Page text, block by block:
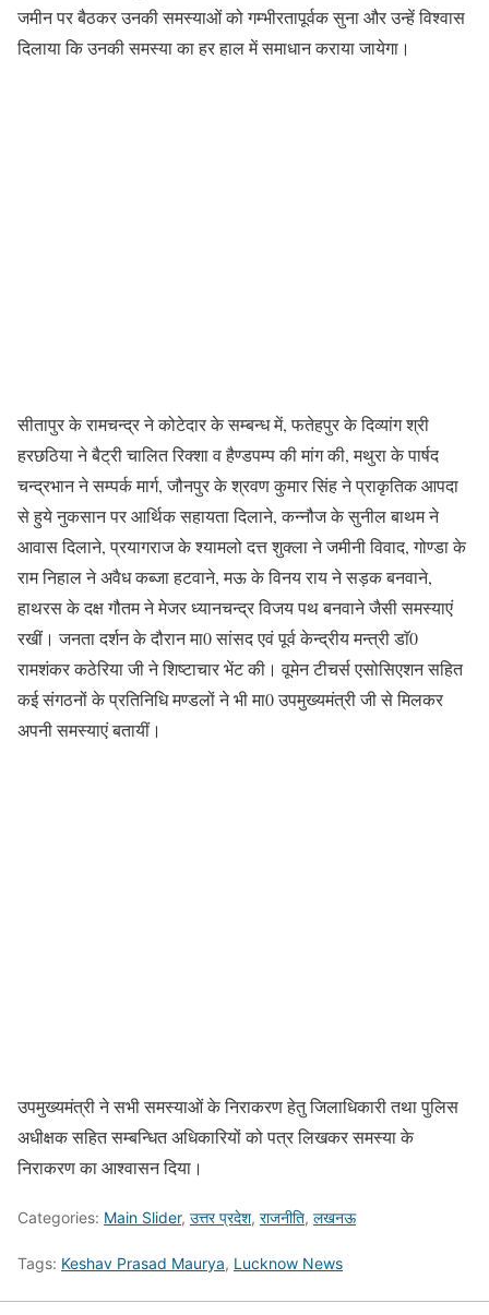
जमीन पर बैठकर उनकी समस्याओं को गम्भीरतापूर्वक सुना और उन्हें विश्वास
दिलाया कि उनकी समस्या का हर हाल में समाधान कराया जायेगा।
सीतापुर के रामचन्द्र ने कोटेदार के सम्बन्ध में, फतेहपुर के दिव्यांग श्री
हरछठिया ने बैट्री चालित रिक्शा व हैण्डपम्प की मांग की, मथुरा के पार्षद
चन्द्रभान ने सम्पर्क मार्ग, जौनपुर के श्रवण कुमार सिंह ने प्राकृतिक आपदा
से हुये नुकसान पर आर्थिक सहायता दिलाने, कन्नौज के सुनील बाथम ने
आवास दिलाने, प्रयागराज के श्यामलो दत्त शुक्ला ने जमीनी विवाद, गोण्डा के
राम निहाल ने अवैध कब्जा हटवाने, मऊ के विनय राय ने सड़क बनवाने,
हाथरस के दक्ष गौतम ने मेजर ध्यानचन्द्र विजय पथ बनवाने जैसी समस्याएं
रखीं। जनता दर्शन के दौरान मा0 सांसद एवं पूर्व केन्द्रीय मन्त्री डाॅ0
रामशंकर कठेरिया जी ने शिष्टाचार भेंट की। वूमेन टीचर्स एसोसिएशन सहित
कई संगठनों के प्रतिनिधि मण्डलों ने भी मा0 उपमुख्यमंत्री जी से मिलकर
अपनी समस्याएं बतायीं।
उपमुख्यमंत्री ने सभी समस्याओं के निराकरण हेतु जिलाधिकारी तथा पुलिस
अधीक्षक सहित सम्बन्धित अधिकारियों को पत्र लिखकर समस्या के
निराकरण का आश्वासन दिया।
Categories: Main Slider, उत्तर प्रदेश, राजनीति, लखनऊ
Tags: Keshav Prasad Maurya, Lucknow News